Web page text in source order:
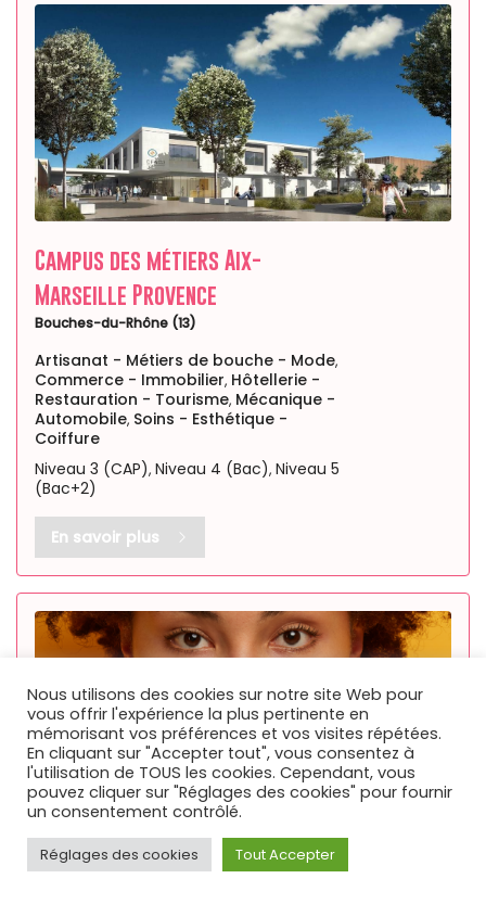
Campus des métiers Aix-
Marseille Provence
Bouches-du-Rhône (13)
Artisanat - Métiers de bouche - Mode,
Commerce - Immobilier, Hôtellerie -
Restauration - Tourisme, Mécanique -
Automobile, Soins - Esthétique -
Coiffure
Niveau 3 (CAP), Niveau 4 (Bac), Niveau 5
(Bac+2)
En savoir plus
Académie Vaucluse Provence
Nous utilisons des cookies sur notre site Web pour
vous offrir l'expérience la plus pertinente en
mémorisant vos préférences et vos visites répétées.
En cliquant sur "Accepter tout", vous consentez à
l'utilisation de TOUS les cookies. Cependant, vous
pouvez cliquer sur "Réglages des cookies" pour fournir
un consentement contrôlé.
Réglages des cookies Tout Accepter